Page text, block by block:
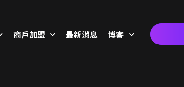
商戶加盟 最新消息 博客